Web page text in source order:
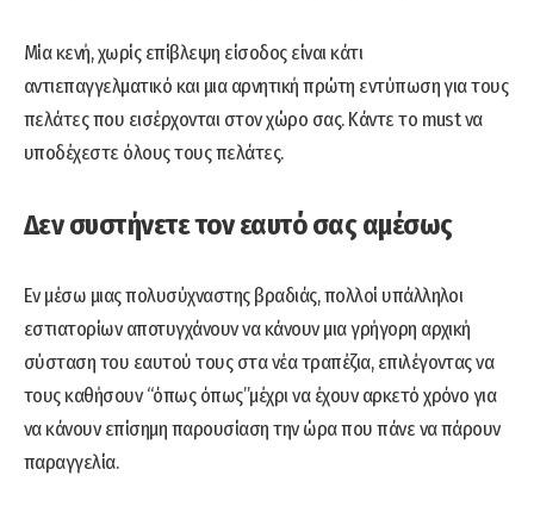
Μία κενή, χωρίς επίβλεψη είσοδος είναι κάτι
αντιεπαγγελματικό και μια αρνητική πρώτη εντύπωση για τους
πελάτες που εισέρχονται στον χώρο σας. Κάντε το must να
υποδέχεστε όλους τους πελάτες.
Δεν συστήνετε τον εαυτό σας αμέσως
Εν μέσω μιας πολυσύχναστης βραδιάς, πολλοί υπάλληλοι
εστιατορίων αποτυγχάνουν να κάνουν μια γρήγορη αρχική
σύσταση του εαυτού τους στα νέα τραπέζια, επιλέγοντας να
τους καθήσουν “όπως όπως”μέχρι να έχουν αρκετό χρόνο για
να κάνουν επίσημη παρουσίαση την ώρα που πάνε να πάρουν
παραγγελία.